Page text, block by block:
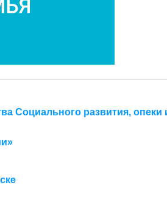
Социального развития, опеки